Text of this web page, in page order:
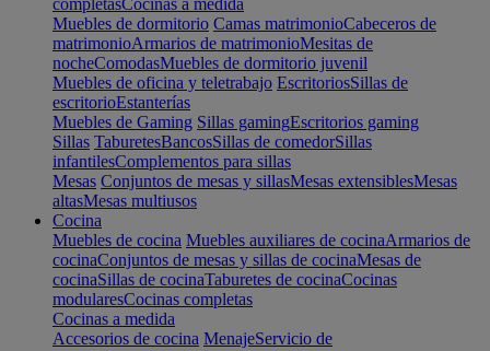
completasCocinas a medida
Muebles de dormitorio Camas matrimonioCabeceros de
matrimonioArmarios de matrimonioMesitas de
nocheComodasMuebles de dormitorio juvenil
Muebles de oficina y teletrabajo EscritoriosSillas de
escritorioEstanterías
Muebles de Gaming Sillas gamingEscritorios gaming
Sillas TaburetesBancosSillas de comedorSillas
infantilesComplementos para sillas
Mesas Conjuntos de mesas y sillasMesas extensiblesMesas
altasMesas multiusos
Cocina
Muebles de cocina Muebles auxiliares de cocinaArmarios de
cocinaConjuntos de mesas y sillas de cocinaMesas de
cocinaSillas de cocinaTaburetes de cocinaCocinas
modularesCocinas completas
Cocinas a medida
Accesorios de cocina MenajeServicio de